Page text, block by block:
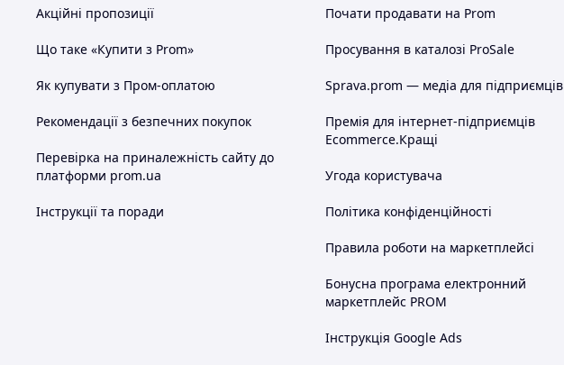
Акційні пропозиції
Що таке «Купити з Prom»
Як купувати з Пром-оплатою
Рекомендації з безпечних покупок
Перевірка на приналежність сайту до
платформи prom.ua
Інструкції та поради
Почати продавати на Prom
Просування в каталозі ProSale
Sprava.prom — медіа для підприємців
Премія для інтернет-підприємців
Ecommerce.Кращі
Угода користувача
Політика конфіденційності
Правила роботи на маркетплейсі
Бонусна програма електронний
маркетплейс PROM
Інструкція Google Ads